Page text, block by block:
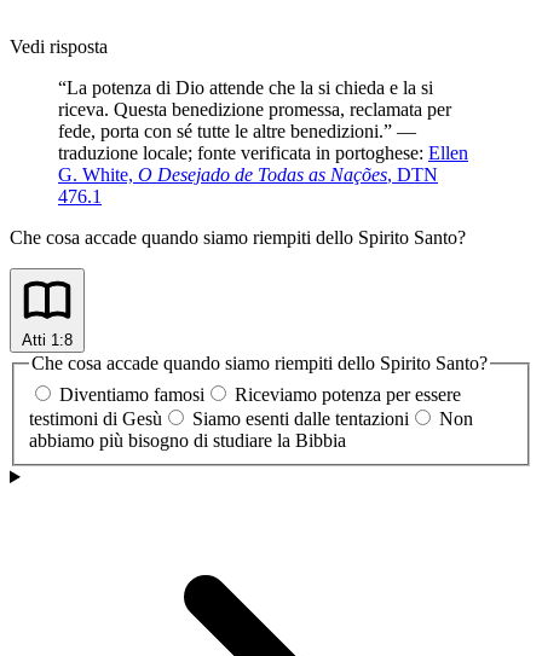
Vedi risposta
“La potenza di Dio attende che la si chieda e la si
riceva. Questa benedizione promessa, reclamata per
fede, porta con sé tutte le altre benedizioni.” —
traduzione locale; fonte verificata in portoghese: Ellen
G. White, O Desejado de Todas as Nações, DTN
476.1
Che cosa accade quando siamo riempiti dello Spirito Santo?
Atti 1:8
Che cosa accade quando siamo riempiti dello Spirito Santo?
Diventiamo famosi
Riceviamo potenza per essere
testimoni di Gesù
Siamo esenti dalle tentazioni
Non
abbiamo più bisogno di studiare la Bibbia